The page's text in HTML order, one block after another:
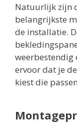
Natuurlijk zijn
belangrijkste
de installatie.
weerbestendig
ervoor dat je
kiest die